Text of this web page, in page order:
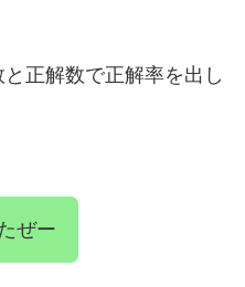
正解数で正解率を出し
ぜー